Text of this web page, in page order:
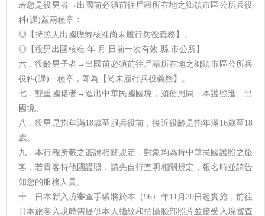
若您是役男者→出國前必須前往戶籍所在地之鄉鎮市區公所兵役
科(課)蓋兩種章：
◎【持照人出國應經核准尚未履行兵役義務】。
◎【役男出國核准 年 月 日前一次有效 縣 市公所】
六．役齡男子者→出國前必須前往戶籍所在地之鄉鎮市區公所兵
役科(課)一種章，即為【尚未履行兵役義務】。
七．雙重國籍者→進出中華民國國境，須使用同一本護照進、出
國境。
八．役男是指年滿18歲至服兵役前，接近役齡是指年滿16歲至18
歲。
九．本行程所載之簽證相關規定，對象均為持中華民國護照之旅
客，若貴客持他國護照，請先自行查明相關規定，報名時並請告
知您的服務人員。
十．日本新入境審查手續將於本（96）年11月20日起實施，前往
日本旅客入境時需提供本人指紋和拍攝臉部照片並接受入境審查